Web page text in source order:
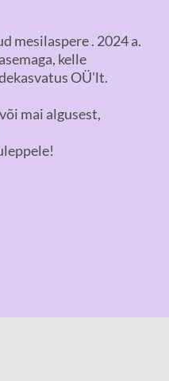
mesilaspere . 2024 a.
kelle
OÜ'lt.
mai algusest,